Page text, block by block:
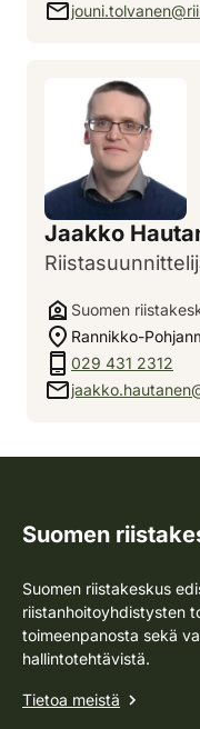
Jaakko
Suomen
Rannikko-
029 431 2312
Suomen
Suomen riistakeskus
riistanhoitoyhdistysten
toimeenpanosta sekä
hallintotehtävistä.
Tietoa meistä